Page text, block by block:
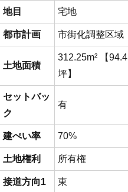
地目 宅地
都市計画 市街化調整区域
土地面積
312.25m² 【94.4
坪】
セットバッ
ク
有
建ぺい率 70%
土地権利 所有権
接道方向1 東